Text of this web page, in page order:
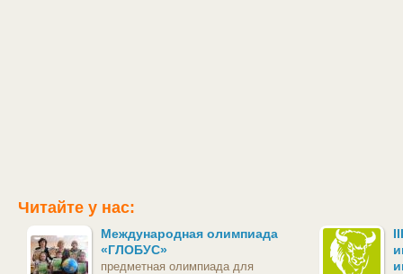
Читайте у нас:
Международная олимпиада
«ГЛОБУС»
предметная олимпиада для